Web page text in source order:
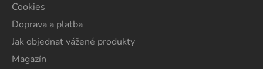
Cookies
Doprava a platba
Jak objednat vážené produkty
Magazín